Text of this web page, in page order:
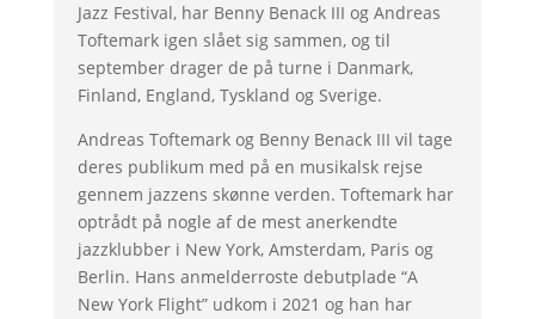
Jazz Festival, har Benny Benack III og Andreas
Toftemark igen slået sig sammen, og til
september drager de på turne i Danmark,
Finland, England, Tyskland og Sverige.
Andreas Toftemark og Benny Benack III vil tage
deres publikum med på en musikalsk rejse
gennem jazzens skønne verden. Toftemark har
optrådt på nogle af de mest anerkendte
jazzklubber i New York, Amsterdam, Paris og
Berlin. Hans anmelderroste debutplade “A
New York Flight” udkom i 2021 og han har